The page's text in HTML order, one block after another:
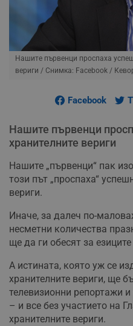
Нашите първенци проспаха
вериги / Снимка: Facebook /
Facebook
Нашите първенци
хранителните вериги
Нашите „първенци“ пак
този път „проспаха“
вериги.
Иначе, за далеч по-
несметни количества
ще да ги обесят за
А истината, която уж се
хранителните вериги, ще
телевизионни репортажи
– и все без участието на
хранителните вериги.